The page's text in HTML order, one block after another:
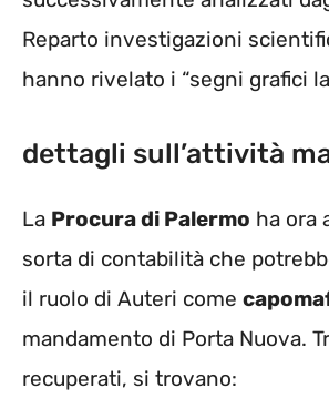
Reparto investigazioni
hanno rivelato i “segni grafici
dettagli sull’attività
La Procura di Palermo ha ora
sorta di contabilità che
il ruolo di Auteri come
mandamento di Porta Nuova.
recuperati, si trovano: